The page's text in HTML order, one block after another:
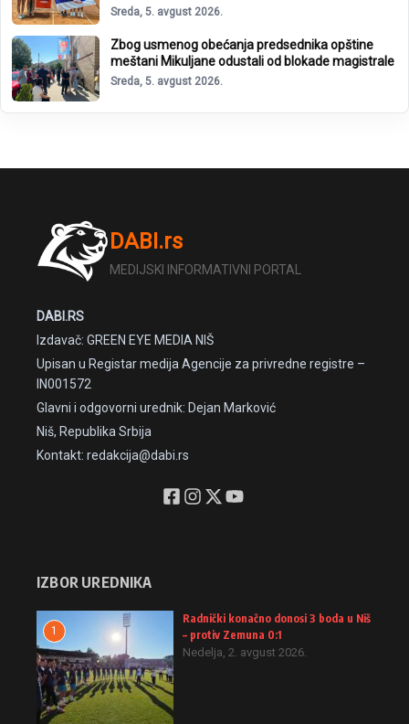
Sreda, 5. avgust 2026.
Zbog usmenog obećanja predsednika opštine
meštani Mikuljane odustali od blokade magistrale
Sreda, 5. avgust 2026.
DABI.rs
MEDIJSKI INFORMATIVNI PORTAL
DABI.RS
Izdavač: GREEN EYE MEDIA NIŠ
Upisan u Registar medija Agencije za privredne registre –
IN001572
Glavni i odgovorni urednik: Dejan Marković
Niš, Republika Srbija
Kontakt: redakcija@dabi.rs
IZBOR UREDNIKA
1
Radnički konačno donosi 3 boda u Niš
– protiv Zemuna 0:1
Nedelja, 2. avgust 2026.